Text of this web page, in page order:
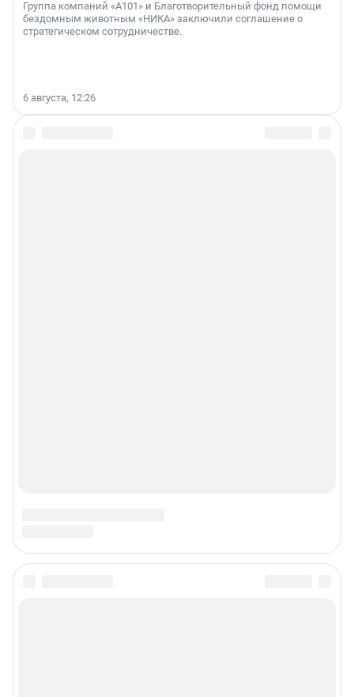
Группа компаний «А101» и Благотворительный фонд помощи
бездомным животным «НИКА» заключили соглашение о
стратегическом сотрудничестве.
6 августа, 12:26